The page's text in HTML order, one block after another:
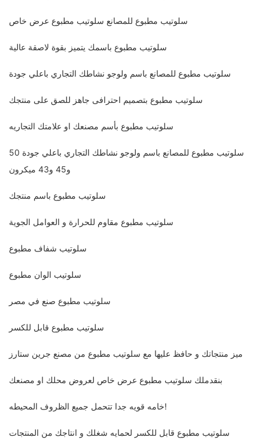
سلوتيب مطبوع للمصانع سلوتيب مطبوع عرض خاص
سلوتيب مطبوع باسمك يتميز بقوة لاصقة عالية
سلوتيب مطبوع للمصانع باسم ولوجو نشاطك التجاري باعلي جودة
سلوتيب مطبوع بتصميم احترافى جاهز للصق على منتجك
سلوتيب مطبوع بأسم مصنعك او علامتك التجاريه
سلوتيب مطبوع للمصانع باسم ولوجو نشاطك التجاري باعلي جودة 50
و45 و43 ميكرون
سلوتيب مطبوع باسم منتجك
سلوتيب مطبوع مقاوم للحرارة و العوامل الجوية
سلوتيب شفاف مطبوع
سلوتيب الوان مطبوع
سلوتيب مطبوع صنع في مصر
سلوتيب مطبوع قابل للكسر
ميز منتجاتك و حافظ عليها مع سلوتيب مطبوع من مصنع جرين ستارز
بنقدملك سلوتيب مطبوع عرض خاص لعروض محلك او مصنعك
خامه قويه جدا تتحمل جميع الظروف المحيطه!
سلوتيب مطبوع قابل للكسر لحمايه شغلك و انتاجك من المنتجات